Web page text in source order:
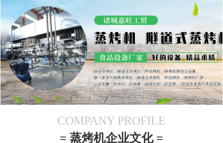
COMPANY PROFILE
= 蒸烤机企业文化 =